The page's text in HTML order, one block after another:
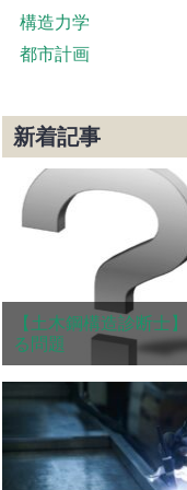
構造力学
都市計画
新着記事
【土木鋼構造診断士
る問題